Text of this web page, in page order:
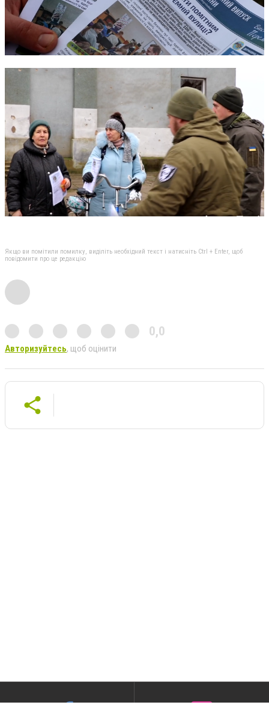
Якщо ви помітили помилку, виділіть необхідний текст і натисніть Ctrl + Enter, щоб
повідомити про це редакцію
0,0
Авторизуйтесь, щоб оцінити